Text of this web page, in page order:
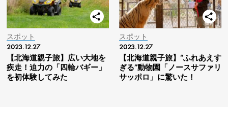
スポット
2023.12.27
【北海道親子旅】広い大地を
疾走！迫力の「四輪バギー」
を初体験してみた
スポット
2023.12.27
【北海道親子旅】“ふれあえす
ぎる”動物園「ノースサファリ
サッポロ」に驚いた！